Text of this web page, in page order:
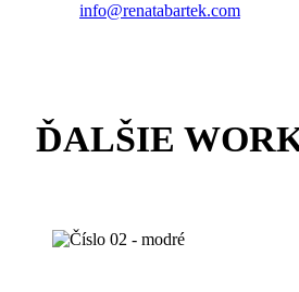
info@renatabartek.com
ĎALŠIE